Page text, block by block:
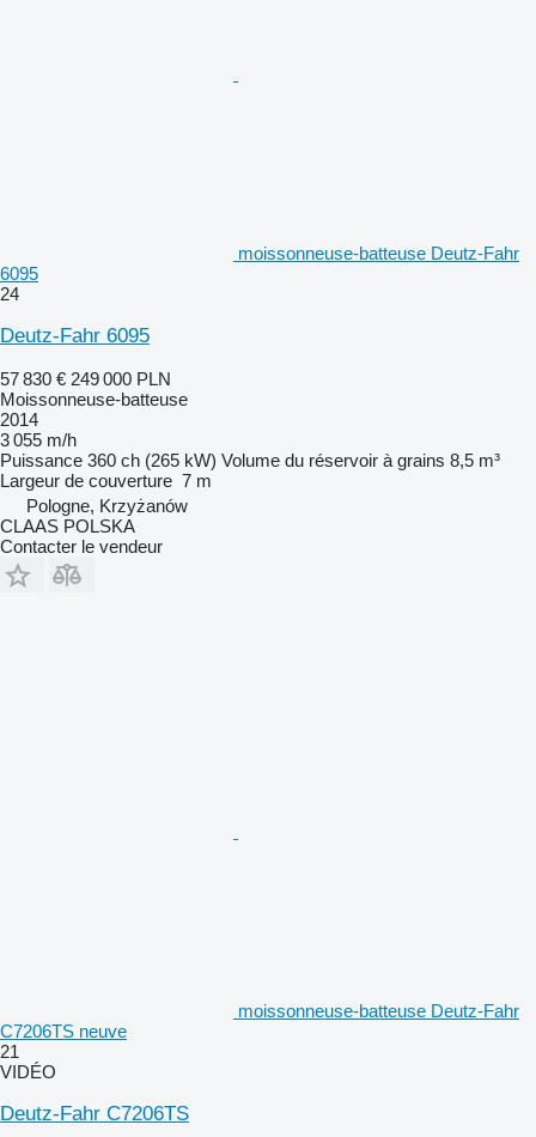
moissonneuse-batteuse Deutz-Fahr
6095
24
Deutz-Fahr 6095
57 830 € 249 000 PLN
Moissonneuse-batteuse
2014
3 055 m/h
Puissance 360 ch (265 kW) Volume du réservoir à grains 8,5 m³
Largeur de couverture 7 m
Pologne, Krzyżanów
CLAAS POLSKA
Contacter le vendeur
moissonneuse-batteuse Deutz-Fahr
C7206TS neuve
21
VIDÉO
Deutz-Fahr C7206TS